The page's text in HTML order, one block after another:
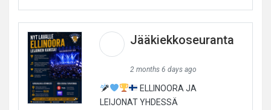
Jääkiekkoseuranta
2 months 6 days ago
ELLINOORA JA
LEIJONAT YHDESSÄ